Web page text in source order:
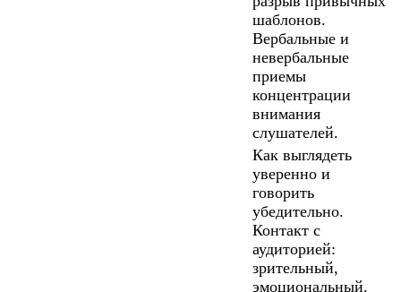
шаблонов.
Вербальные и
невербальные
приемы
концентрации
внимания
слушателей.
Как выглядеть
уверенно и
говорить
убедительно.
Контакт с
аудиторией:
зрительный,
эмоциональный.